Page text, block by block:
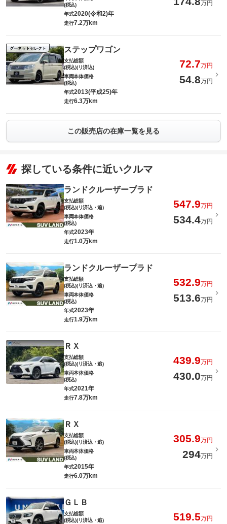
(税込)
万円
年式2020(令和2)年
走行7.2万km
グーネットセレクト ステップワゴン
支払総額
(税込)(リ済込)
72.7万円
車両本体価格
(税込)
54.8万円
年式2013(平成25)年
走行6.3万km
この販売店の在庫一覧を見る
探している条件に近いクルマ
ランドクルーザープラド
支払総額
(税込)(リ済込・追)
547.9万円
車両本体価格
(税込)
534.4万円
年式2023年
走行1.0万km
ランドクルーザープラド
支払総額
(税込)(リ済込・追)
532.9万円
車両本体価格
(税込)
513.6万円
年式2023年
走行1.9万km
ＲＸ
支払総額
(税込)(リ済込・追)
439.9万円
車両本体価格
(税込)
430.0万円
年式2021年
走行7.8万km
ＲＸ
支払総額
(税込)(リ済込・追)
305.9万円
車両本体価格
(税込)
294万円
年式2015年
走行6.0万km
ＧＬＢ
支払総額
(税込)(リ済込・追)
519.5万円